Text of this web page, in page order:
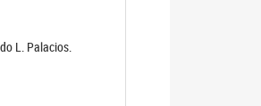
L. Palacios.